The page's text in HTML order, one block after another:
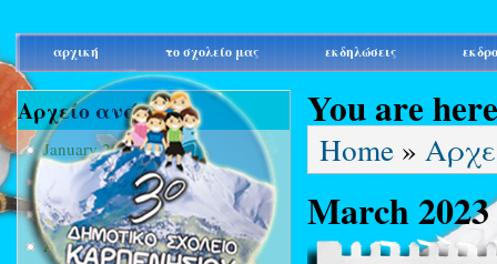
main_menu
αρχική το σχολείο μας εκδηλώσεις
Αρχείο ανά μήνα
January 2015(3)
February 2015(9)
March 2015(34)
April 2015(15)
You are here
Home »
March 2023